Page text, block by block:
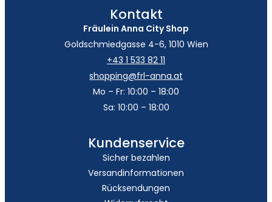
Kontakt
Fräulein Anna City Shop
Goldschmiedgasse 4-6, 1010 Wien
+43 1 533 82 11
shopping@frl-anna.at
Mo – Fr: 10:00 – 18:00
Sa: 10:00 – 18:00
Kundenservice
Sicher bezahlen
Versandinformationen
Rücksendungen